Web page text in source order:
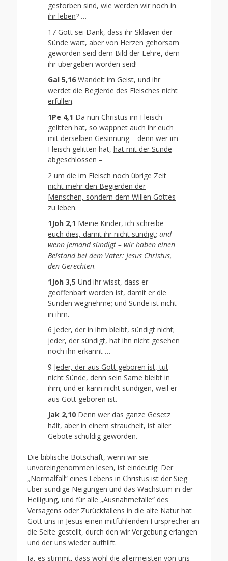
gestorben sind, wie werden wir noch in
ihr leben? …
17 Gott sei Dank, dass ihr Sklaven der
Sünde wart, aber von Herzen gehorsam
geworden seid dem Bild der Lehre, dem
ihr übergeben worden seid!
Gal 5,16 Wandelt im Geist, und ihr
werdet die Begierde des Fleisches nicht
erfüllen.
1Pe 4,1 Da nun Christus im Fleisch
gelitten hat, so wappnet auch ihr euch
mit derselben Gesinnung – denn wer im
Fleisch gelitten hat, hat mit der Sünde
abgeschlossen –
2 um die im Fleisch noch übrige Zeit
nicht mehr den Begierden der
Menschen, sondern dem Willen Gottes
zu leben.
1Joh 2,1 Meine Kinder, ich schreibe
euch dies, damit ihr nicht sündigt; und
wenn jemand sündigt – wir haben einen
Beistand bei dem Vater: Jesus Christus,
den Gerechten.
1Joh 3,5 Und ihr wisst, dass er
geoffenbart worden ist, damit er die
Sünden wegnehme; und Sünde ist nicht
in ihm.
6 Jeder, der in ihm bleibt, sündigt nicht;
jeder, der sündigt, hat ihn nicht gesehen
noch ihn erkannt …
9 Jeder, der aus Gott geboren ist, tut
nicht Sünde, denn sein Same bleibt in
ihm; und er kann nicht sündigen, weil er
aus Gott geboren ist.
Jak 2,10 Denn wer das ganze Gesetz
hält, aber in einem strauchelt, ist aller
Gebote schuldig geworden.
Die biblische Botschaft, wenn wir sie
unvoreingenommen lesen, ist eindeutig: Der
„Normalfall“ eines Lebens in Christus ist der Sieg
über sündige Neigungen und das Wachstum in der
Heiligung, und für alle „Ausnahmefälle“ des
Versagens oder Zurückfallens in die alte Natur hat
Gott uns in Jesus einen mitfühlenden Fürsprecher an
die Seite gestellt, durch den wir Vergebung erlangen
und der uns wieder aufhilft.
Ja, es stimmt, dass wohl die allermeisten von uns